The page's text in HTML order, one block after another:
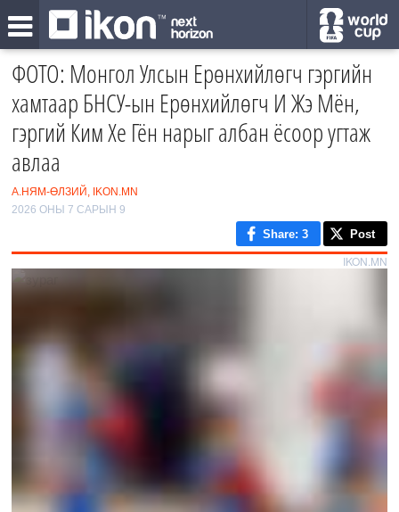
ФОТО: Монгол Улсын Ерөнхийлөгч гэргийн
хамтаар БНСУ-ын Ерөнхийлөгч И Жэ Мён,
гэргий Ким Хе Гён нарыг албан ёсоор угтаж
авлаа
А.НЯМ-ӨЛЗИЙ, IKON.MN
2026 ОНЫ 7 САРЫН 9
Share: 3 Post
IKON.MN